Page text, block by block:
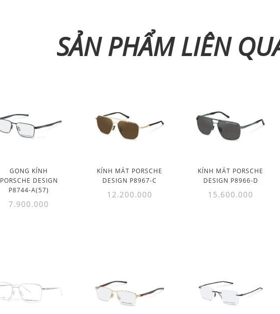
SẢN PHẨM LIÊN
GỌNG KÍNH
PORSCHE DESIGN
P8744-A(57)
7.900.000
KÍNH MÁT PORSCHE
DESIGN P8967-C
12.200.000
KÍNH MÁT PORSCHE
DESIGN P8966-D
15.600.000